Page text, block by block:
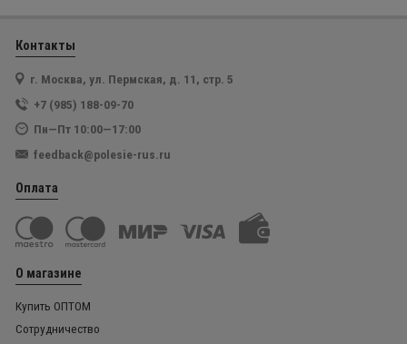
Контакты
г. Москва, ул. Пермская, д. 11, стр. 5
+7 (985) 188-09-70
Пн—Пт 10:00—17:00
feedback@polesie-rus.ru
Оплата
О магазине
Купить ОПТОМ
Сотрудничество